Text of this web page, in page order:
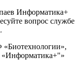
Информатика+
вопрос службе